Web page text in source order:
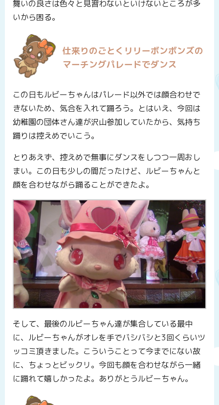
舞いの良さは色々と見習わないといけないところが多
いから困る。
仕来りのごとくリリーボンボンズの
マーチングパレードでダンス
この日もルビーちゃんはパレード以外では顔合わせで
きないため、気合を入れて踊ろう。とはいえ、今回は
幼稚園の団体さん達が沢山参加していたから、気持ち
踊りは控えめでいこう。
とりあえず、控えめで無事にダンスをしつつ一周おし
まい。この日も少しの間だったけど、ルビーちゃんと
顔を合わせながら踊ることができたよ。
そして、最後のルビーちゃん達が集合している最中
に、ルビーちゃんがオレを手でバシバシと3回くらいツ
ッコミ頂きました。こういうことって今までにない故
に、ちょっとビックリ。今回も顔を合わせながら一緒
に踊れて嬉しかったよ。ありがとうルビーちゃん。